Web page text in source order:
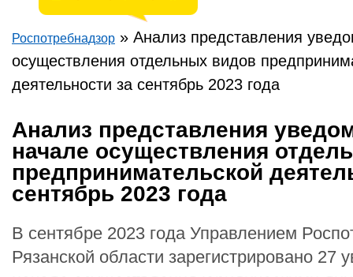
Вы здесь
Роспотребнадзор » Анализ представления
осуществления отдельных видов
деятельности за сентябрь 2023 года
Анализ представления
начале осуществления
предпринимательской
сентябрь 2023 года
В сентябре 2023 года Управлением
Рязанской области зарегистрировано 27